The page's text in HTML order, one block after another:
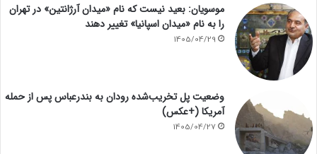
موسویان: بعید نیست که نام «میدان آرژانتین» در تهران
را به نام «میدان اسپانیا» تغییر دهند
1405/04/29
وضعیت پل تخریب‌شده رودان به بندرعباس پس از حمله
آمریکا (+عکس)
1405/04/27